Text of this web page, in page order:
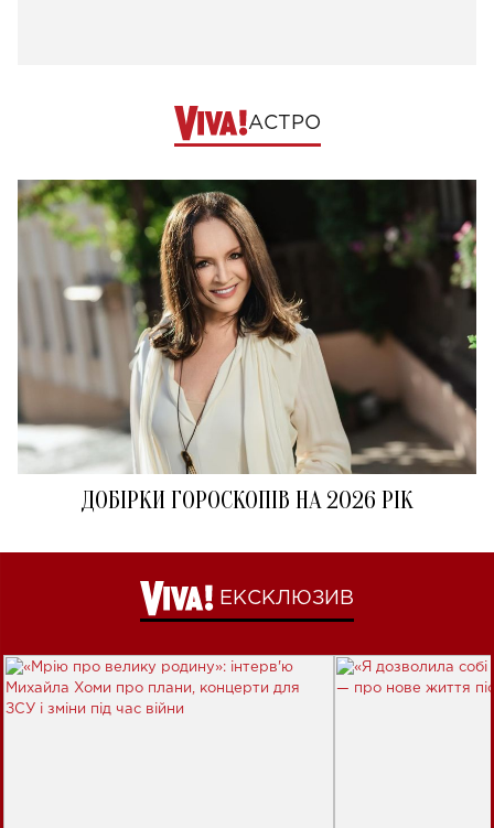
АСТРО
ДОБІРКИ ГОРОСКОПІВ НА 2026 РІК
ЕКСКЛЮЗИВ